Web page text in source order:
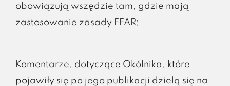
obowiązują wszędzie tam, gdzie mają
zastosowanie zasady FFAR;
Komentarze, dotyczące Okólnika, które
pojawiły się po jego publikacji dzielą się na